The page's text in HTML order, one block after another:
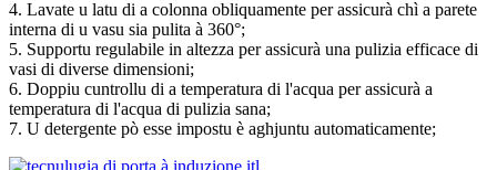
4. Lavate u latu di a colonna obliquamente per assicurà chì a parete
interna di u vasu sia pulita à 360°;
5. Supportu regulabile in altezza per assicurà una pulizia efficace di
vasi di diverse dimensioni;
6. Doppiu cuntrollu di a temperatura di l'acqua per assicurà a
temperatura di l'acqua di pulizia sana;
7. U detergente pò esse impostu è aghjuntu automaticamente;